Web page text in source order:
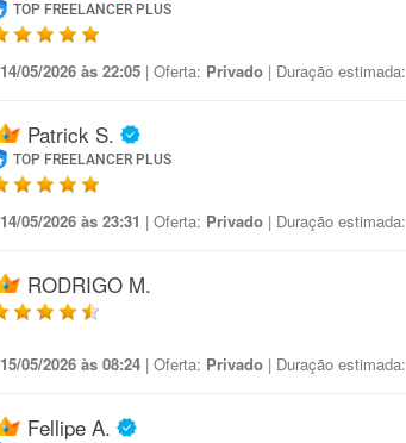
TOP FREELANCER PLUS
14/05/2026 às 22:05 | Oferta: Privado | Duração estimada:
Patrick S.
TOP FREELANCER PLUS
14/05/2026 às 23:31 | Oferta: Privado | Duração estimada:
RODRIGO M.
15/05/2026 às 08:24 | Oferta: Privado | Duração estimada:
Fellipe A.